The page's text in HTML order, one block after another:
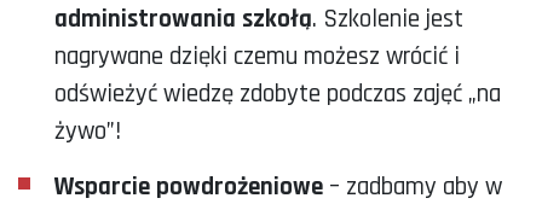
administrowania szkołą. Szkolenie jest
nagrywane dzięki czemu możesz wrócić i
odświeżyć wiedzę zdobyte podczas zajęć „na
żywo”!
Wsparcie powdrożeniowe – zadbamy aby w